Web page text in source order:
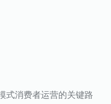
式消费者运营的关键路